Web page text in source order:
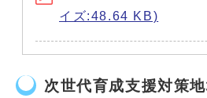
イズ:48.64 KB)
次世代育成支援対策